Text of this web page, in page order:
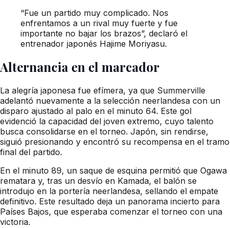
“Fue un partido muy complicado. Nos
enfrentamos a un rival muy fuerte y fue
importante no bajar los brazos”, declaró el
entrenador japonés Hajime Moriyasu.
Alternancia en el marcador
La alegría japonesa fue efímera, ya que Summerville
adelantó nuevamente a la selección neerlandesa con un
disparo ajustado al palo en el minuto 64. Este gol
evidenció la capacidad del joven extremo, cuyo talento
busca consolidarse en el torneo. Japón, sin rendirse,
siguió presionando y encontró su recompensa en el tramo
final del partido.
En el minuto 89, un saque de esquina permitió que Ogawa
rematara y, tras un desvío en Kamada, el balón se
introdujo en la portería neerlandesa, sellando el empate
definitivo. Este resultado deja un panorama incierto para
Países Bajos, que esperaba comenzar el torneo con una
victoria.